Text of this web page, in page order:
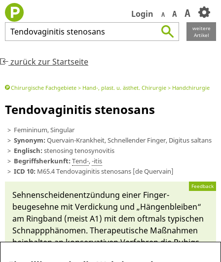
Login A A A
Tendovaginitis stenosans
weitere
Artikel
zurück zur Startseite
Chirurgische Fachgebiete Hand-, plast. u. ästhet. Chirurgie Handchirurgie
Tendovaginitis stenosans
Femininum, Singular
Synonym: Quervain-Krankheit, Schnellender Finger, Digitus saltans
Englisch: stenosing tenosynovitis
Begriffsherkunft: Tend-,-itis
ICD 10: M65.4 Tendovaginitis stenosans [de Quervain]
Feedback
Sehnen­scheiden­ent­zün­dung ei­ner Finger­
beuge­sehne mit Ver­di­c­kung und „Hän­gen­blei­ben“
am Ring­band (meist A1) mit dem oft­mals ty­pischen
Schnappphäno­men. The­rapeutische Maß­nahmen
beinhalten an konservati­ven Ver­fahren die Ru­higs­